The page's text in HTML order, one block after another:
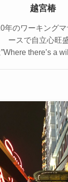
越宮椿
年のワーキング
ースで自立心旺盛
there’s a